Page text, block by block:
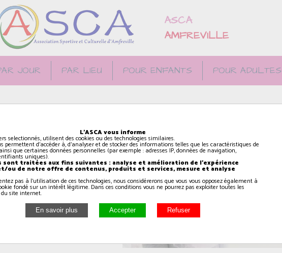
ASCA
AMFREVILLE
JOUR PAR LIEU POUR ENFANTS POUR ADULTES
et façons
de plusieurs
les enfants vont
leur style de danse
)
L'ASCA vous informe
selectionnés, utilisent des cookies ou des technologies similaires.
permettent d'accéder à, d'analyser et de stocker des informations telles que les caractéristiques de
que certaines données personnelles (par exemple : adresses IP, données de navigation,
uniques).
sont traitées aux fins suivantes : analyse et amélioration de l'expérience
ou de notre offre de contenus, produits et services, mesure et analyse
pas à l'utilisation de ces technologies, nous considérerons que vous vous opposez également à
fondé sur un intérêt légitime. Dans ces conditions vous ne pourrez pas exploiter toutes les
site internet.